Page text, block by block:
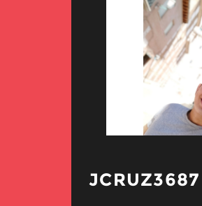
JCRUZ3687